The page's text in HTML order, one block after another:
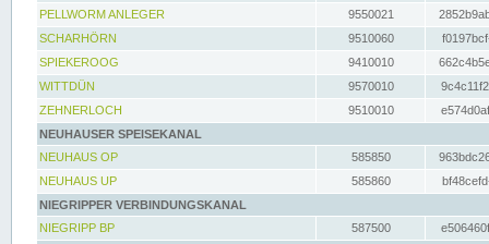
PELLWORM ANLEGER
9550021
SCHARHÖRN
9510060
SPIEKEROOG
9410010
WITTDÜN
9570010
ZEHNERLOCH
9510010
NEUHAUSER SPEISEKANAL
NEUHAUS OP
585850
NEUHAUS UP
585860
NIEGRIPPER VERBINDUNGSKANAL
NIEGRIPP BP
587500